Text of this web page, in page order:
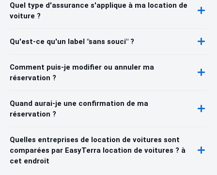
Quel type d'assurance s'applique à ma location de
voiture ?
Qu'est-ce qu'un label "sans souci" ?
Comment puis-je modifier ou annuler ma
réservation ?
Quand aurai-je une confirmation de ma
réservation ?
Quelles entreprises de location de voitures sont
comparées par EasyTerra location de voitures ? à
cet endroit